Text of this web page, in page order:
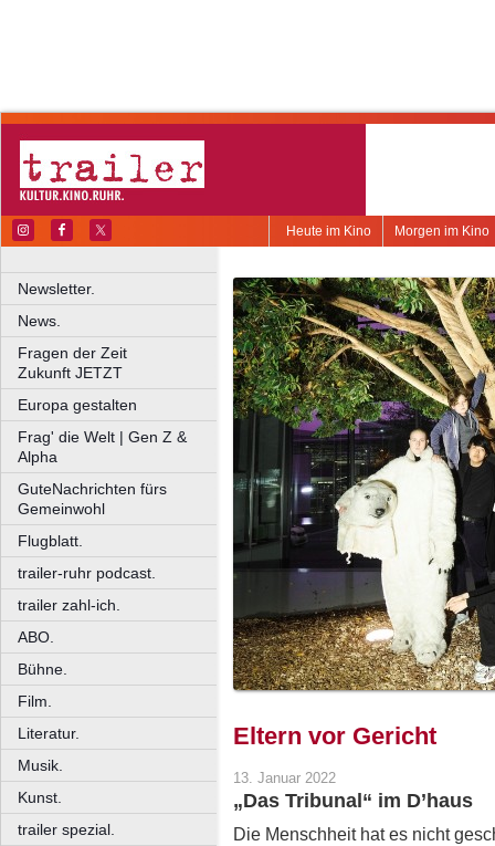
Morgen im Kino
Heute im Kino
Newsletter.
News.
Fragen der Zeit
Zukunft JETZT
Europa gestalten
Frag' die Welt | Gen Z &
Alpha
GuteNachrichten fürs
Gemeinwohl
Flugblatt.
trailer-ruhr podcast.
trailer zahl-ich.
ABO.
Bühne.
Film.
Literatur.
Musik.
Kunst.
trailer spezial.
Eltern vor Gericht
13. Januar 2022
„Das Tribunal“ im D’haus
Die Menschheit hat es nicht